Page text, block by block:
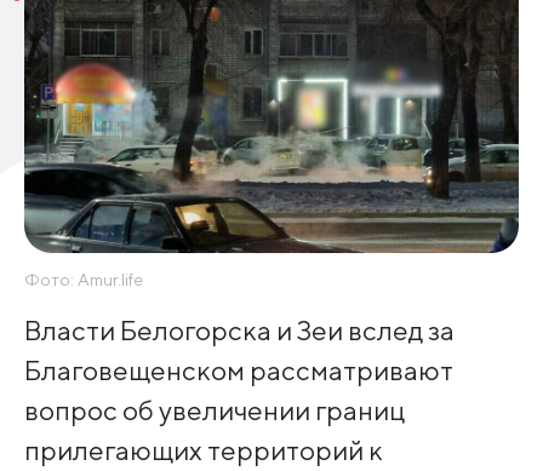
Фото: Amur.life
Власти Белогорска и Зеи вслед за
Благовещенском рассматривают
вопрос об увеличении границ
прилегающих территорий к